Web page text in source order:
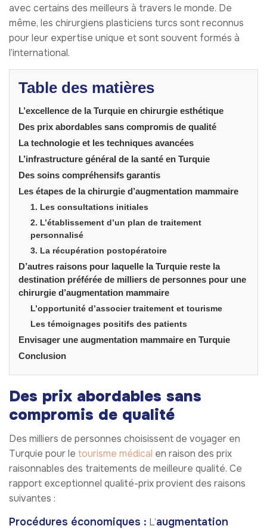
avec certains des meilleurs à travers le monde. De
même, les chirurgiens plasticiens turcs sont reconnus
pour leur expertise unique et sont souvent formés à
l’international.
Table des matières
L’excellence de la Turquie en chirurgie esthétique
Des prix abordables sans compromis de qualité
La technologie et les techniques avancées
L’infrastructure général de la santé en Turquie
Des soins compréhensifs garantis
Les étapes de la chirurgie d’augmentation mammaire
1. Les consultations initiales
2. L’établissement d’un plan de traitement
personnalisé
3. La récupération postopératoire
D’autres raisons pour laquelle la Turquie reste la
destination préférée de milliers de personnes pour une
chirurgie d’augmentation mammaire
L’opportunité d’associer traitement et tourisme
Les témoignages positifs des patients
Envisager une augmentation mammaire en Turquie
Conclusion
Des prix abordables sans
compromis de qualité
Des milliers de personnes choisissent de voyager en
Turquie pour le tourisme médical en raison des prix
raisonnables des traitements de meilleure qualité. Ce
rapport exceptionnel qualité-prix provient des raisons
suivantes :
Procédures économiques : L’augmentation